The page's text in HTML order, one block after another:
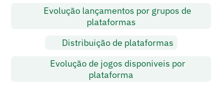
Evolução lançamentos por grupos de
plataformas
Distribuição de plataformas
Evolução de jogos disponiveis por
plataforma